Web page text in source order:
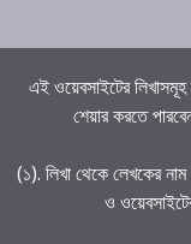
এই ওয়েবসাইটের
শেয়ার করতে
(১). লিখা থেকে লেখকের নাম
ও